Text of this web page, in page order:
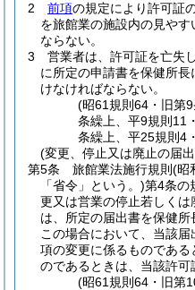
2
前項の規定により許可証
を旅館業の施設内の見や
ならない。
3
営業者は、許可証を亡失
に所定の申請書を保健所
けなければならない。
(昭61規則64・旧第
条繰上、平9規則11
条繰上、平25規則4
(変更、停止又は廃止の届
第5条
旅館業法施行規則 (昭
「省令」という。)第4条の
更又は営業の停止若しく
は、所定の届出書を保健所
この場合において、当該届
項の変更に係るものであ
のであるときは、当該許可
(昭61規則64・旧第